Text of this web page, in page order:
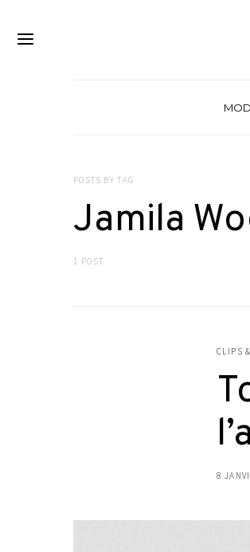
POSTS BY TAG
Jamila
1 POST
CLIPS
8